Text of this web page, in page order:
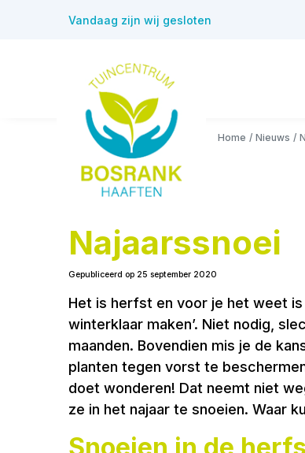
Home Nieuws
Vandaag zijn wij gesloten
Najaarssnoei
Gepubliceerd op 25 september 2020
Het is herfst en voor je het weet
winterklaar maken’. Niet nodig,
maanden. Bovendien mis je de
planten tegen vorst te
doet wonderen! Dat neemt niet
ze in het najaar te snoeien. Waar